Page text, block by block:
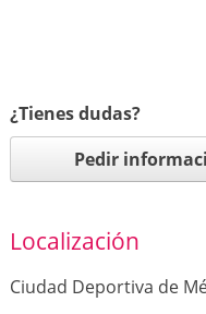
¿Tienes dudas?
Pedir
Localización
Ciudad Deportiva de